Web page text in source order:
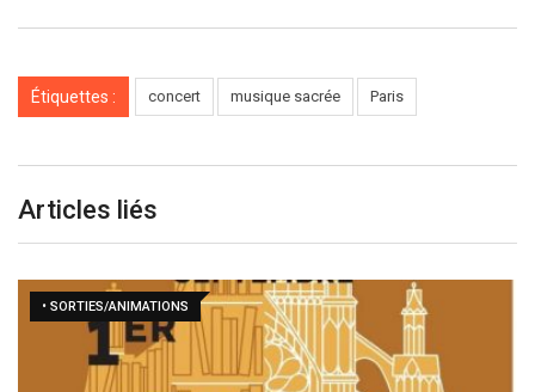
Étiquettes : concert musique sacrée Paris
Articles liés
• SORTIES/ANIMATIONS